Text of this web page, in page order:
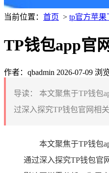
当前位置： 首页 > tp官方苹果
TP钱包app官
作者：qbadmin 2026-07-09 浏
导读：
本文聚焦于TP钱包
过深入探究TP钱包官网相
本文聚焦于TP钱包
通过深入探究TP钱包官